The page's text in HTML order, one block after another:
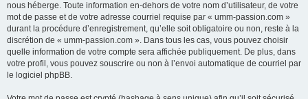
nous héberge. Toute information en-dehors de votre nom d’utilisateur, de votre
mot de passe et de votre adresse courriel requise par « umm-passion.com »
durant la procédure d’enregistrement, qu’elle soit obligatoire ou non, reste à la
discrétion de « umm-passion.com ». Dans tous les cas, vous pouvez choisir
quelle information de votre compte sera affichée publiquement. De plus, dans
votre profil, vous pouvez souscrire ou non à l’envoi automatique de courriel par
le logiciel phpBB.